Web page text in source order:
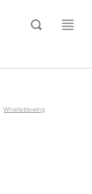
Whistleblowing